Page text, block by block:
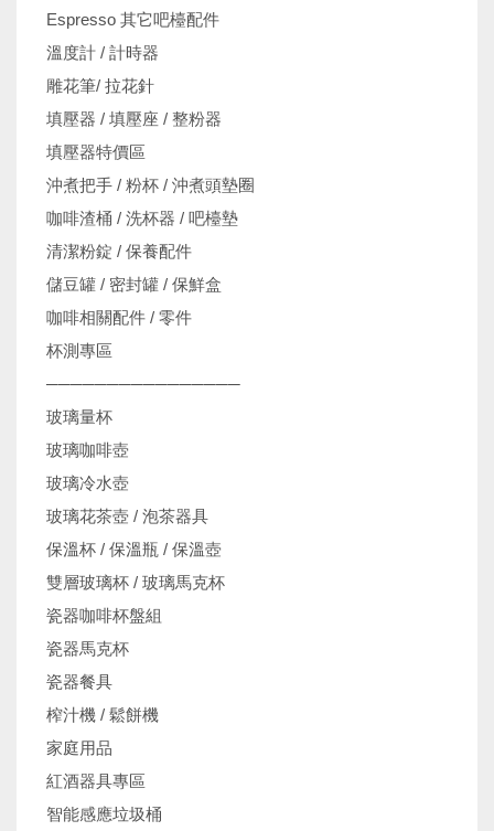
Espresso 其它吧檯配件
溫度計 / 計時器
雕花筆/ 拉花針
填壓器 / 填壓座 / 整粉器
填壓器特價區
沖煮把手 / 粉杯 / 沖煮頭墊圈
咖啡渣桶 / 洗杯器 / 吧檯墊
清潔粉錠 / 保養配件
儲豆罐 / 密封罐 / 保鮮盒
咖啡相關配件 / 零件
杯測專區
────────────────
玻璃量杯
玻璃咖啡壺
玻璃冷水壺
玻璃花茶壺 / 泡茶器具
保溫杯 / 保溫瓶 / 保溫壺
雙層玻璃杯 / 玻璃馬克杯
瓷器咖啡杯盤組
瓷器馬克杯
瓷器餐具
榨汁機 / 鬆餅機
家庭用品
紅酒器具專區
智能感應垃圾桶